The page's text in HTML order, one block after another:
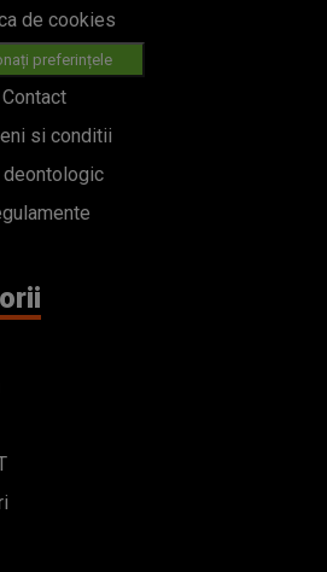
de cookies
preferințele
Contact
si conditii
deontologic